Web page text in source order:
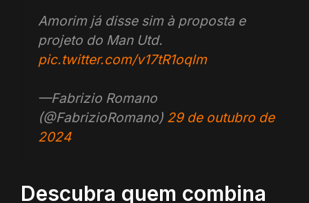
Amorim já disse sim à proposta e
projeto do Man Utd.
pic.twitter.com/v17tR1oqlm
—Fabrizio Romano
(@FabrizioRomano) 29 de outubro de
2024
Descubra quem combina